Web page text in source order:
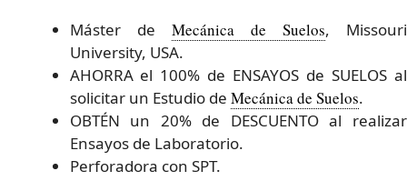
Máster de Mecánica de Suelos, Missouri
University, USA.
AHORRA el 100% de ENSAYOS de SUELOS al
solicitar un Estudio de Mecánica de Suelos.
OBTÉN un 20% de DESCUENTO al realizar
Ensayos de Laboratorio.
Perforadora con SPT.